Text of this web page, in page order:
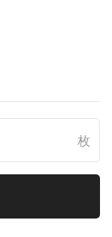
枚